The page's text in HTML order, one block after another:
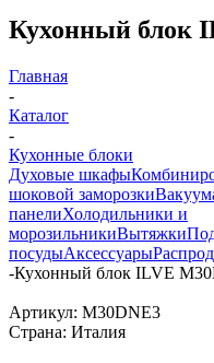
Кухонный блок
Главная
-
Каталог
-
Кухонные блоки
Духовые шкафы
шоковой заморозки
панелиХолодильники и
морозильникиВытяжки
посудыАксессуары
-Кухонный блок ILVE
Артикул: M30DNE3
Страна: Италия